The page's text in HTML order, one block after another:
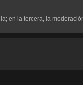
en la tercera, la